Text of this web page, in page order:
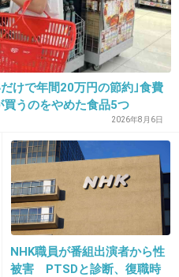
+137 -2
て中身が見えてる
も高くて結局買わない
けで年間20万円の節約｣食費
うのをやめた食品5つ
2026年8月6日
NHK職員が番組出演者から性
被害 PTSDと診断、復職時